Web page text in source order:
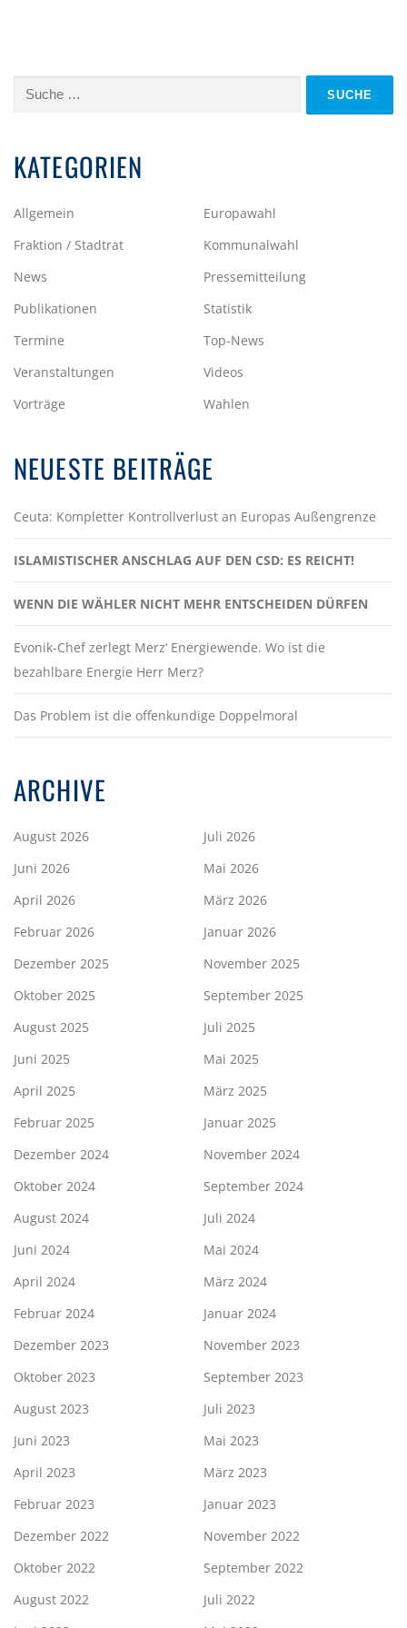
Suche
KATEGORIEN
Allgemein
Europawahl
Fraktion / Stadtrat
Kommunalwahl
News
Pressemitteilung
Publikationen
Statistik
Termine
Top-News
Veranstaltungen
Videos
Vorträge
Wahlen
NEUESTE BEITRÄGE
Ceuta: Kompletter Kontrollverlust an Europas Außengrenze
ISLAMISTISCHER ANSCHLAG AUF DEN CSD: ES REICHT!
WENN DIE WÄHLER NICHT MEHR ENTSCHEIDEN DÜRFEN
Evonik-Chef zerlegt Merz‘ Energiewende. Wo ist die
bezahlbare Energie Herr Merz?
Das Problem ist die offenkundige Doppelmoral
ARCHIVE
August 2026
Juli 2026
Juni 2026
Mai 2026
April 2026
März 2026
Februar 2026
Januar 2026
Dezember 2025
November 2025
Oktober 2025
September 2025
August 2025
Juli 2025
Juni 2025
Mai 2025
April 2025
März 2025
Februar 2025
Januar 2025
Dezember 2024
November 2024
Oktober 2024
September 2024
August 2024
Juli 2024
Juni 2024
Mai 2024
April 2024
März 2024
Februar 2024
Januar 2024
Dezember 2023
November 2023
Oktober 2023
September 2023
August 2023
Juli 2023
Juni 2023
Mai 2023
April 2023
März 2023
Februar 2023
Januar 2023
Dezember 2022
November 2022
Oktober 2022
September 2022
August 2022
Juli 2022